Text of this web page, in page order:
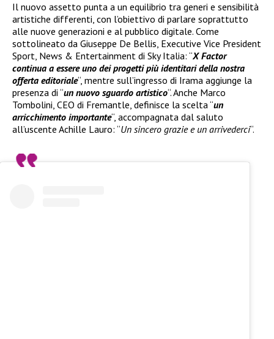
Il nuovo assetto punta a un equilibrio tra generi e sensibilità
artistiche differenti, con l’obiettivo di parlare soprattutto
alle nuove generazioni e al pubblico digitale. Come
sottolineato da Giuseppe De Bellis, Executive Vice President
Sport, News & Entertainment di Sky Italia: “X Factor
continua a essere uno dei progetti più identitari della nostra
offerta editoriale“, mentre sull’ingresso di Irama aggiunge la
presenza di “un nuovo sguardo artistico“. Anche Marco
Tombolini, CEO di Fremantle, definisce la scelta “un
arricchimento importante“, accompagnata dal saluto
all’uscente Achille Lauro: “Un sincero grazie e un arrivederci“.